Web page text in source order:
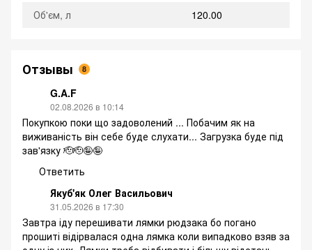
Об'єм, л
120.00
Отзывы 8
G.A.F
02.08.2026 в 10:14
Покупкою поки що задоволений ... Побачим як на
виживаність він себе буде слухати... Загрузка буде під
зав'язку 🫡🫡🤪🤪
Ответить
Якуб'як Олег Васильович
31.05.2026 в 17:30
Завтра іду перешивати лямки рюдзака бо погано
прошиті відірвалася одна лямка коли випадково взяв за